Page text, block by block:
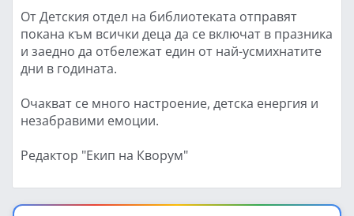
От Детския отдел на библиотеката отправят
покана към всички деца да се включат в празника
и заедно да отбележат един от най-усмихнатите
дни в годината.
Очакват се много настроение, детска енергия и
незабравими емоции.
Редактор "Екип на Кворум"